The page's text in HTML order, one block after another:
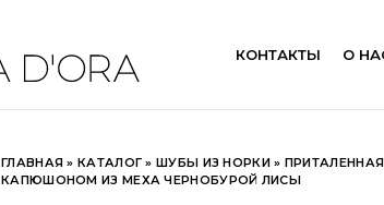
КОНТАКТЫ О
ГЛАВНАЯ »КАТАЛОГ »ШУБЫ ИЗ НОРКИ»
КАПЮШОНОМ ИЗ МЕХА ЧЕРНОБУРОЙ ЛИСЫ